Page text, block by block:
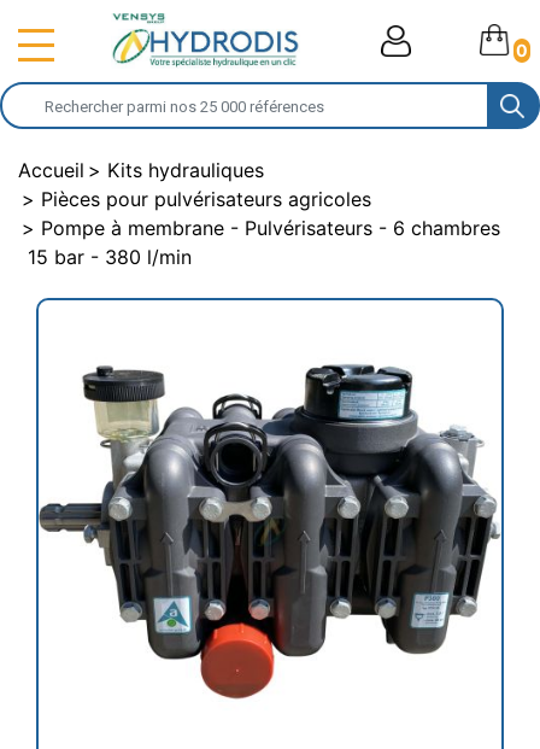
0
Accueil
Kits hydrauliques
Pièces pour pulvérisateurs agricoles
Pompe à membrane - Pulvérisateurs - 6 chambres
15 bar - 380 l/min